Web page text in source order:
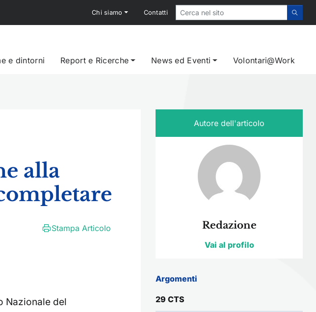
Chi siamo Contatti
e dintorni Report e Ricerche News ed Eventi Volontari@Work
alla
Stampa Articolo
Nazionale del
Autore dell'articolo
Redazione
Vai al profilo
Argomenti
29 CTS